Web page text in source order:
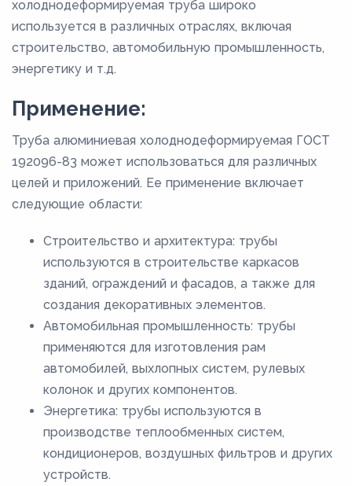
холоднодеформируемая труба широко
используется в различных отраслях, включая
строительство, автомобильную промышленность,
энергетику и т.д.
Применение:
Труба алюминиевая холоднодеформируемая ГОСТ
192096-83 может использоваться для различных
целей и приложений. Ее применение включает
следующие области:
Строительство и архитектура: трубы
используются в строительстве каркасов
зданий, ограждений и фасадов, а также для
создания декоративных элементов.
Автомобильная промышленность: трубы
применяются для изготовления рам
автомобилей, выхлопных систем, рулевых
колонок и других компонентов.
Энергетика: трубы используются в
производстве теплообменных систем,
кондиционеров, воздушных фильтров и других
устройств.